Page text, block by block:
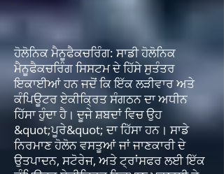
ਹੋਲੋਨਿਕ ਮੈਨੂਫੈਕਚਰਿੰਗ: ਸਾਡੀ ਹੋਲੋਨਿਕ
ਮੈਨੂਫੈਕਚਰਿੰਗ ਸਿਸਟਮ ਦੇ ਹਿੱਸੇ ਸੁਤੰਤਰ
ਇਕਾਈਆਂ ਹਨ ਜਦੋਂ ਕਿ ਇੱਕ ਲੜੀਵਾਰ ਅਤੇ
ਕੰਪਿਊਟਰ ਏਕੀਕ੍ਰਿਤ ਸੰਗਠਨ ਦਾ ਅਧੀਨ
ਹਿੱਸਾ ਹੁੰਦਾ ਹੈ। ਦੂਜੇ ਸ਼ਬਦਾਂ ਵਿਚ ਉਹ
&quot;ਪੂਰੇ&quot; ਦਾ ਹਿੱਸਾ ਹਨ। ਸਾਡੇ
ਨਿਰਮਾਣ ਹੋਲੋਨ ਵਸਤੂਆਂ ਜਾਂ ਜਾਣਕਾਰੀ ਦੇ
ਉਤਪਾਦਨ, ਸਟੋਰੇਜ, ਅਤੇ ਟ੍ਰਾਂਸਫਰ ਲਈ ਇੱਕ